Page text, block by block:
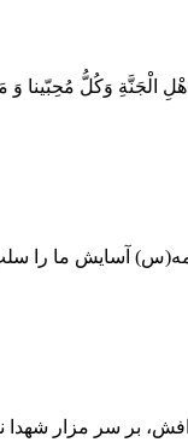
وَكُلُّ مُحِبّینا وَ
آسایش ما را
بر سر مزار شهدا